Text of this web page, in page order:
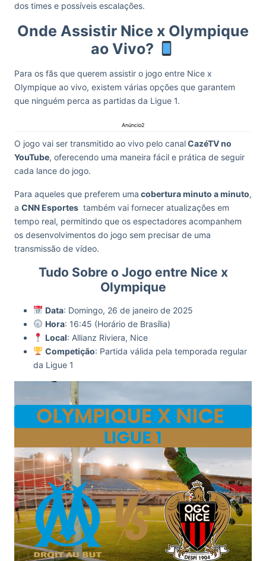
dos times e possíveis escalações.
Onde Assistir Nice x Olympique
ao Vivo?
Para os fãs que querem assistir o jogo entre Nice x
Olympique ao vivo, existem várias opções que garantem
que ninguém perca as partidas da Ligue 1.
Anúncio2
O jogo vai ser transmitido ao vivo pelo canalCazéTV no
YouTube, oferecendo uma maneira fácil e prática de seguir
cada lance do jogo.
Para aqueles que preferem uma cobertura minuto a minuto,
a CNN Esportes também vai fornecer atualizações em
tempo real, permitindo que os espectadores acompanhem
os desenvolvimentos do jogo sem precisar de uma
transmissão de vídeo.
Tudo Sobre o Jogo entre Nice x
Olympique
Data: Domingo, 26 de janeiro de 2025
Hora: 16:45 (Horário de Brasília)
Local: Allianz Riviera, Nice
Competição: Partida válida pela temporada regular
da Ligue 1